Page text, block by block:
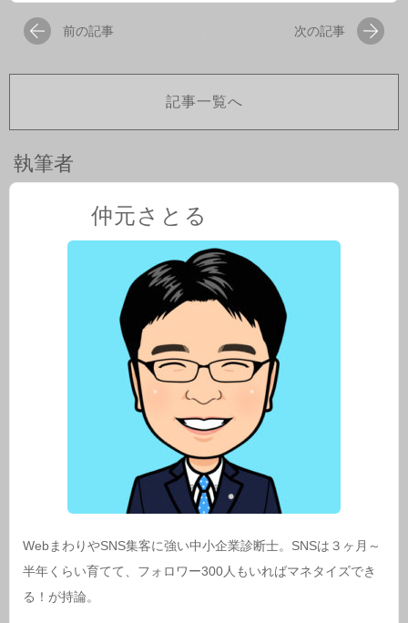
前の記事 次の記事
記事一覧へ
執筆者
仲元さとる
WebまわりやSNS集客に強い中小企業診断士。SNSは３ヶ月～
半年くらい育てて、フォロワー300人もいればマネタイズでき
る！が持論。